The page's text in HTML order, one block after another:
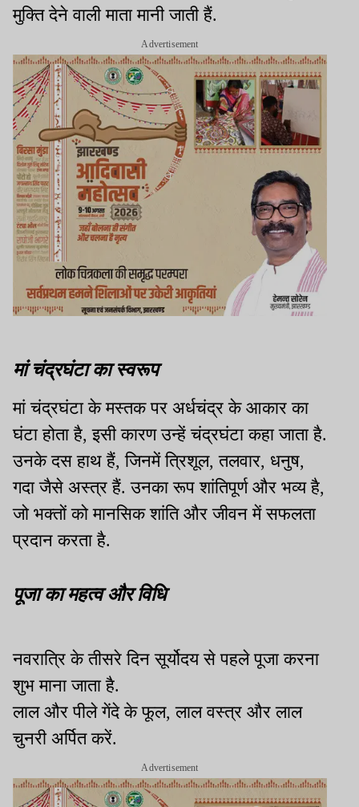
मुक्ति देने वाली माता मानी जाती हैं.
Advertisement
मां चंद्रघंटा का स्वरूप
मां चंद्रघंटा के मस्तक पर अर्धचंद्र के आकार का
घंटा होता है, इसी कारण उन्हें चंद्रघंटा कहा जाता है.
उनके दस हाथ हैं, जिनमें त्रिशूल, तलवार, धनुष,
गदा जैसे अस्त्र हैं. उनका रूप शांतिपूर्ण और भव्य है,
जो भक्तों को मानसिक शांति और जीवन में सफलता
प्रदान करता है.
पूजा का महत्व और विधि
नवरात्रि के तीसरे दिन सूर्योदय से पहले पूजा करना
शुभ माना जाता है.
लाल और पीले गेंदे के फूल, लाल वस्त्र और लाल
चुनरी अर्पित करें.
Advertisement